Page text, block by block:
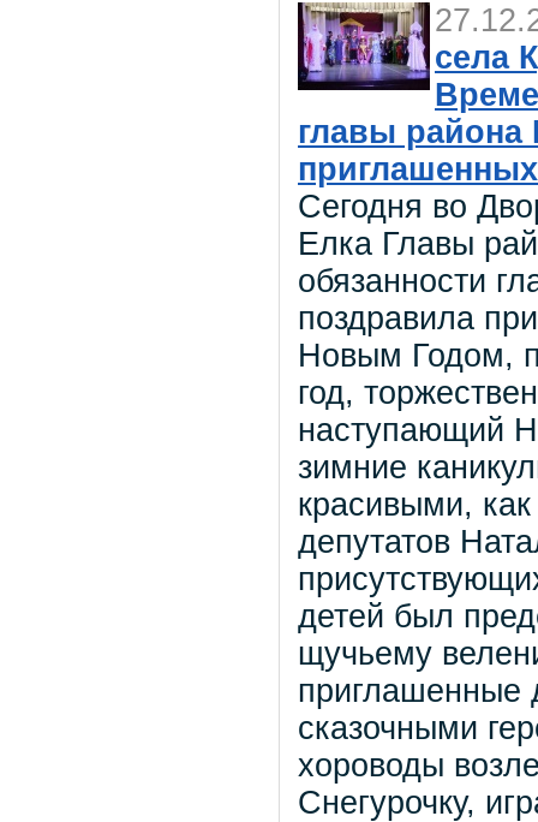
села
главы района
Сегодня во
Елка Главы
обязанности
поздравила
Новым Годом,
год,
наступающий
зимние
красивыми,
депутатов
детей был
щучьему
приглашенные
сказочными
хороводы
Снегурочку,